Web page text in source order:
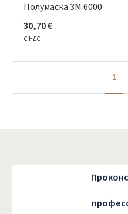
Полумаска 3M 6000
30,70 €
С НДС
1